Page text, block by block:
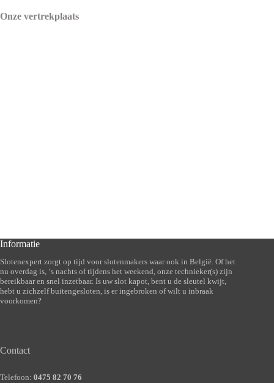
Onze vertrekplaats
Informatie
Slotenexpert zorgt op tijd voor slotenmakers waar ook in België. Of het
nu overdag is, ‘s nachts of tijdens het weekend, onze technieker(s) zijn
bereikbaar en snel inzetbaar. Is uw slot kapot, bent u de sleutel kwijt,
hebt u zichzelf buitengesloten, is er ingebroken of wilt u inbraak
voorkomen?
Contact
Telefoon: 0475 82 70 76